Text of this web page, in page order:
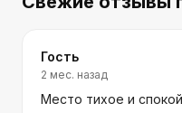
Гость
2 мес. назад
Место тихое и